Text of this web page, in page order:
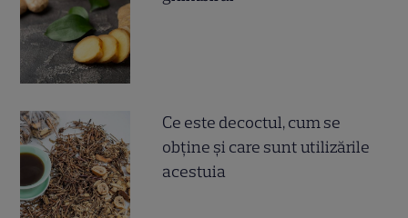
Ce este decoctul, cum se
obţine şi care sunt utilizările
acestuia